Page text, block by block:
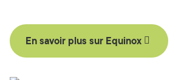
En savoir plus sur Equinox